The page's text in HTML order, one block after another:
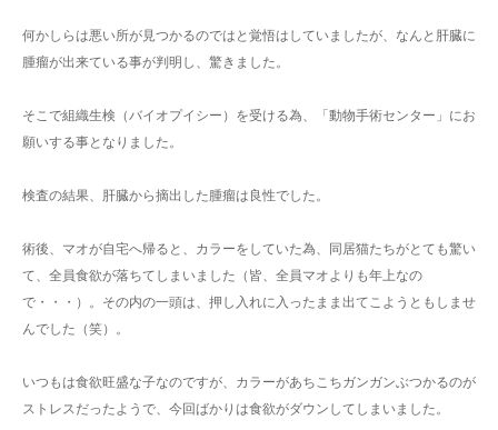
何かしらは悪い所が見つかるのではと覚悟はしていましたが、なんと肝臓に
腫瘤が出来ている事が判明し、驚きました。
そこで組織生検（バイオプイシー）を受ける為、「動物手術センター」にお
願いする事となりました。
検査の結果、肝臓から摘出した腫瘤は良性でした。
術後、マオが自宅へ帰ると、カラーをしていた為、同居猫たちがとても驚い
て、全員食欲が落ちてしまいました（皆、全員マオよりも年上なの
で・・・）。その内の一頭は、押し入れに入ったまま出てこようともしませ
んでした（笑）。
いつもは食欲旺盛な子なのですが、カラーがあちこちガンガンぶつかるのが
ストレスだったようで、今回ばかりは食欲がダウンしてしまいました。